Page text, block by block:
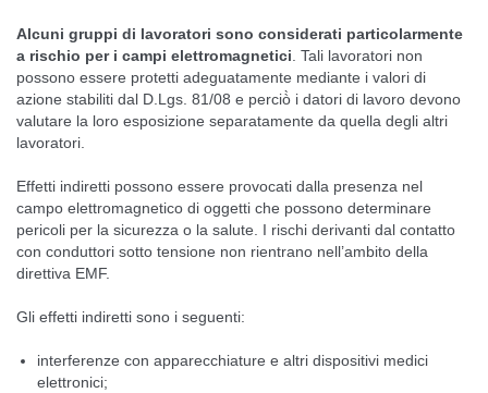
Alcuni gruppi di lavoratori sono considerati particolarmente
a rischio per i campi elettromagnetici . Tali lavoratori non
possono essere protetti adeguatamente mediante i valori di
azione stabiliti dal D.Lgs. 81/08 e perciò̀ i datori di lavoro devono
valutare la loro esposizione separatamente da quella degli altri
lavoratori.
Effetti indiretti possono essere provocati dalla presenza nel
campo elettromagnetico di oggetti che possono determinare
pericoli per la sicurezza o la salute. I rischi derivanti dal contatto
con conduttori sotto tensione non rientrano nell’ambito della
direttiva EMF.
Gli effetti indiretti sono i seguenti:
interferenze con apparecchiature e altri dispositivi medici
elettronici;